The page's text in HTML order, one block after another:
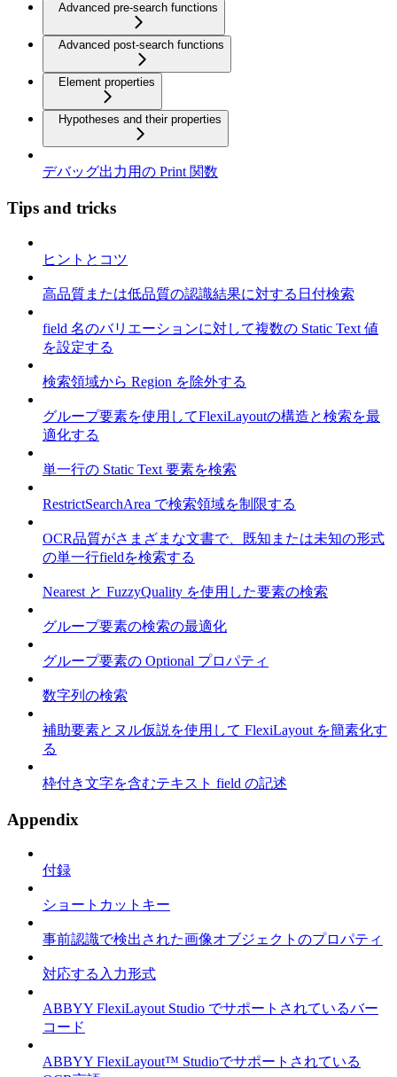
Advanced pre-search functions
Advanced post-search functions
Element properties
Hypotheses and their properties
デバッグ出力用の Print 関数
Tips and tricks
ヒントとコツ
高品質または低品質の認識結果に対する日付検索
field 名のバリエーションに対して複数の Static Text 値
を設定する
検索領域から Region を除外する
グループ要素を使用してFlexiLayoutの構造と検索を最
適化する
単一行の Static Text 要素を検索
RestrictSearchArea で検索領域を制限する
OCR品質がさまざまな文書で、既知または未知の形式
の単一行fieldを検索する
Nearest と FuzzyQuality を使用した要素の検索
グループ要素の検索の最適化
グループ要素の Optional プロパティ
数字列の検索
補助要素とヌル仮説を使用して FlexiLayout を簡素化す
る
枠付き文字を含むテキスト field の記述
Appendix
付録
ショートカットキー
事前認識で検出された画像オブジェクトのプロパティ
対応する入力形式
ABBYY FlexiLayout Studio でサポートされているバー
コード
ABBYY FlexiLayout™ Studioでサポートされている